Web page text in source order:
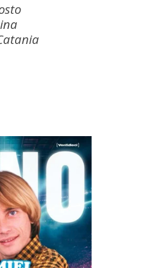
12 Agosto
Taormina
da Catania